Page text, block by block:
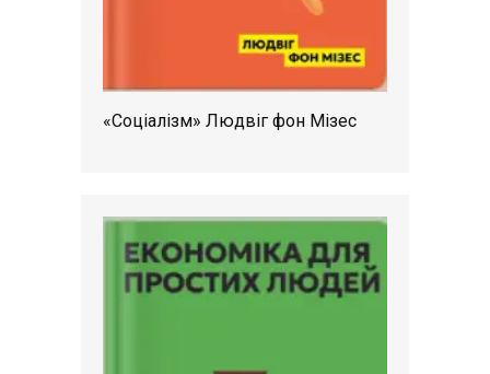
«Соціалізм» Людвіг фон Мізес